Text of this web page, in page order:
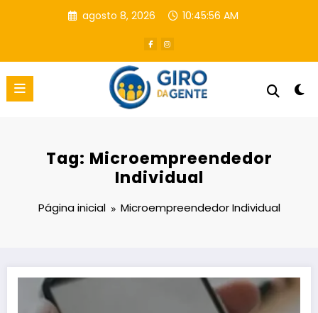
agosto 8, 2026 10:45:57 AM
Tag: Microempreendedor
Individual
Página inicial Microempreendedor Individual